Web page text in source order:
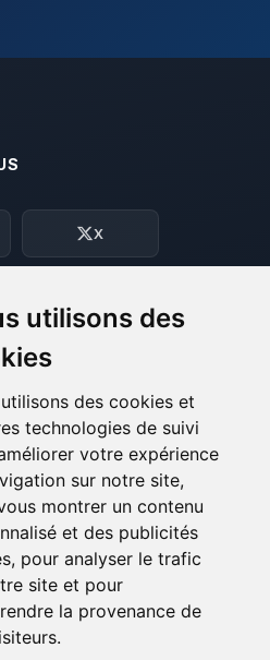
utilisons des
des cookies et
technologies de suivi
votre expérience
sur notre site,
montrer un contenu
et des publicités
pour analyser le trafic
site et pour
la provenance de
X
pour me parler !
ton petit assistant
ce dont tu as besoin
petits circuits